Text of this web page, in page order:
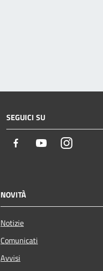
SEGUICI SU
Facebook YoutubeInstagram
NOVITÀ
Notizie
Comunicati
Avvisi